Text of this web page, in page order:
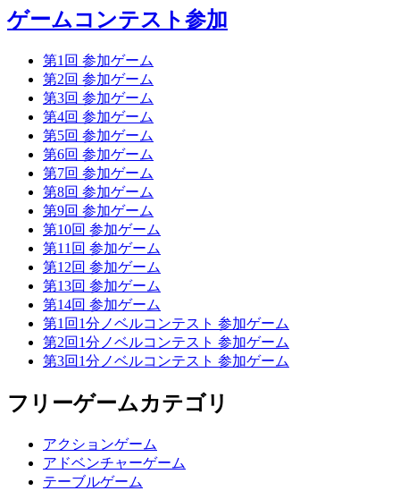
ゲームコンテスト参加
第1回 参加ゲーム
第2回 参加ゲーム
第3回 参加ゲーム
第4回 参加ゲーム
第5回 参加ゲーム
第6回 参加ゲーム
第7回 参加ゲーム
第8回 参加ゲーム
第9回 参加ゲーム
第10回 参加ゲーム
第11回 参加ゲーム
第12回 参加ゲーム
第13回 参加ゲーム
第14回 参加ゲーム
第1回1分ノベルコンテスト 参加ゲーム
第2回1分ノベルコンテスト 参加ゲーム
第3回1分ノベルコンテスト 参加ゲーム
フリーゲームカテゴリ
アクションゲーム
アドベンチャーゲーム
テーブルゲーム